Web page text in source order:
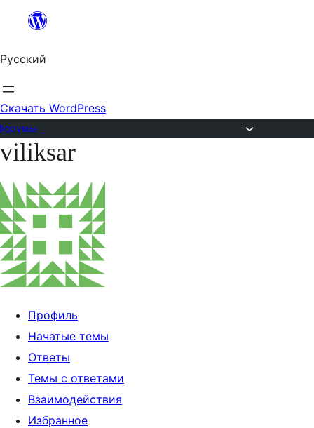
Перейти
содержимому
Русский
Скачать WordPress
Перейти
содержимому
viliksar
Профиль
Начатые темы
Ответы
Темы с ответами
Взаимодействия
Избранное